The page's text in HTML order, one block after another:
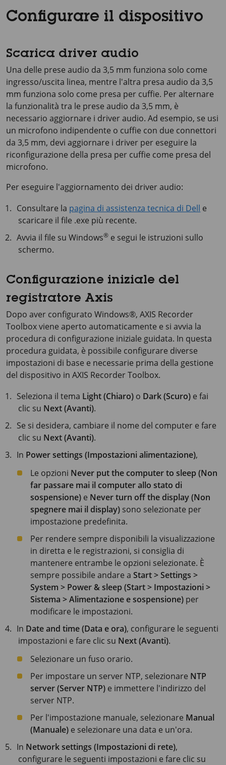
Configurare il dispositivo
Scarica driver audio
Una delle prese audio da 3,5 mm funziona solo come
ingresso/uscita linea, mentre l'altra presa audio da 3,5
mm funziona solo come presa per cuffie. Per alternare
la funzionalità tra le prese audio da 3,5 mm, è
necessario aggiornare i driver audio. Ad esempio, se usi
un microfono indipendente o cuffie con due connettori
da 3,5 mm, devi aggiornare i driver per eseguire la
riconfigurazione della presa per cuffie come presa del
microfono.
Per eseguire l'aggiornamento dei driver audio:
Consultare la pagina di assistenza tecnica di Dell e
scaricare il file .exe più recente.
Avvia il file su Windows® e segui le istruzioni sullo
schermo.
Configurazione iniziale del
registratore Axis
Dopo aver configurato Windows®, AXIS Recorder
Toolbox viene aperto automaticamente e si avvia la
procedura di configurazione iniziale guidata. In questa
procedura guidata, è possibile configurare diverse
impostazioni di base e necessarie prima della gestione
del dispositivo in AXIS Recorder Toolbox.
Seleziona il tema Light (Chiaro) o Dark (Scuro) e fai
clic su Next (Avanti).
Se si desidera, cambiare il nome del computer e fare
clic su Next (Avanti).
In Power settings (Impostazioni alimentazione),
Le opzioni Never put the computer to sleep (Non
far passare mai il computer allo stato di
sospensione) e Never turn off the display (Non
spegnere mai il display) sono selezionate per
impostazione predefinita.
Per rendere sempre disponibili la visualizzazione
in diretta e le registrazioni, si consiglia di
mantenere entrambe le opzioni selezionate. È
sempre possibile andare a Start > Settings >
System > Power & sleep (Start > Impostazioni >
Sistema > Alimentazione e sospensione) per
modificare le impostazioni.
In Date and time (Data e ora), configurare le seguenti
impostazioni e fare clic su Next (Avanti).
Selezionare un fuso orario.
Per impostare un server NTP, selezionare NTP
server (Server NTP) e immettere l'indirizzo del
server NTP.
Per l'impostazione manuale, selezionare Manual
(Manuale) e selezionare una data e un'ora.
In Network settings (Impostazioni di rete),
configurare le seguenti impostazioni e fare clic su